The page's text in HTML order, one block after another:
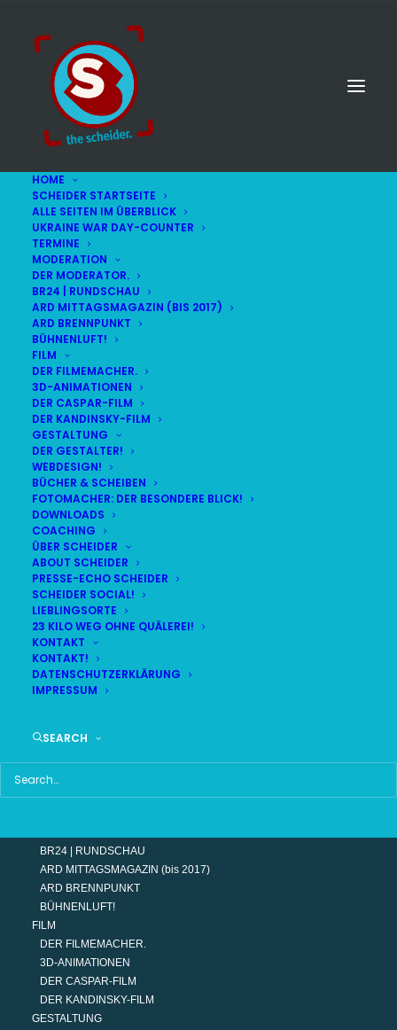
HOME
SCHEIDER STARTSEITE
ALLE SEITEN IM ÜBERBLICK
UKRAINE WAR DAY-COUNTER
TERMINE
MODERATION
DER MODERATOR.
BR24 | RUNDSCHAU
ARD MITTAGSMAGAZIN (BIS 2017)
ARD BRENNPUNKT
BÜHNENLUFT!
FILM
DER FILMEMACHER.
3D-ANIMATIONEN
DER CASPAR-FILM
DER KANDINSKY-FILM
GESTALTUNG
DER GESTALTER!
WEBDESIGN!
BÜCHER & SCHEIBEN
FOTOMACHER: DER BESONDERE BLICK!
DOWNLOADS
COACHING
ÜBER SCHEIDER
ABOUT SCHEIDER
PRESSE-ECHO SCHEIDER
SCHEIDER SOCIAL!
LIEBLINGSORTE
23 KILO WEG OHNE QUÄLEREI!
KONTAKT
KONTAKT!
DATENSCHUTZERKLÄRUNG
IMPRESSUM
SEARCH
© STEFAN SCHEIDER
LIVE(alle Termine
DEMNÄCHST:
DO
06
AUG
BR24 | 18.30 UHR
BR MÜNCHEN FREIMANN
HAUPTMENÜ
SCHEIDER STARTSEITE
UKRAINE WAR DAY-COUNTER
TERMINE
BR24 | RUNDSCHAU
ARD MITTAGSMAGAZIN (bis 2017)
ARD BRENNPUNKT
BÜHNENLUFT!
FILM
DER FILMEMACHER.
3D-ANIMATIONEN
DER CASPAR-FILM
DER KANDINSKY-FILM
GESTALTUNG